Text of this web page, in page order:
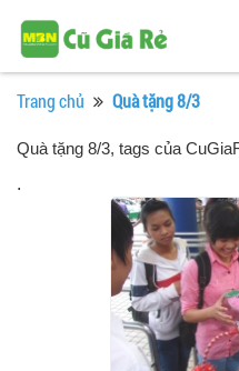
Trang chủ Quà tặng 8/3
Quà tặng 8/3, tags của
.